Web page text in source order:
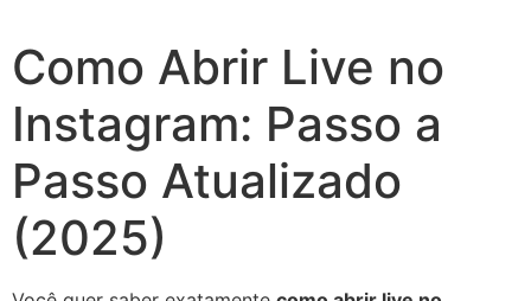
Como Abrir Live no
Instagram: Passo a
Passo Atualizado
(2025)